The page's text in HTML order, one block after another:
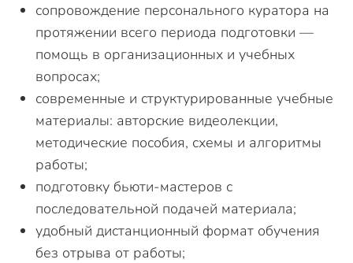
сопровождение персонального куратора на
протяжении всего периода подготовки —
помощь в организационных и учебных
вопросах;
современные и структурированные учебные
материалы: авторские видеолекции,
методические пособия, схемы и алгоритмы
работы;
подготовку бьюти-мастеров с
последовательной подачей материала;
удобный дистанционный формат обучения
без отрыва от работы;